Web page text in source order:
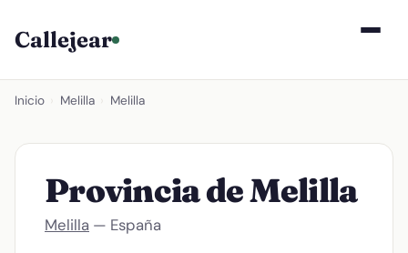
Callejear
Inicio Melilla Melilla
Provincia de Melilla
Melilla — España